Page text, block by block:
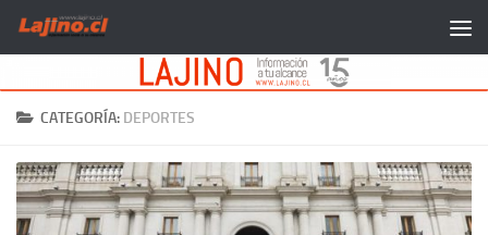
Saltar al contenido
CATEGORÍA: DEPORTES